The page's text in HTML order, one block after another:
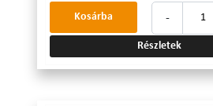
-
Kosárba
Részletek